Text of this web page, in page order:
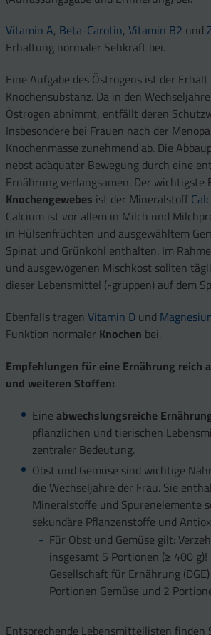
Vitamin A, Beta-Carotin, Vitamin B2 und
Erhaltung normaler Sehkraft bei.
Eine Aufgabe des Östrogens ist der
Knochensubstanz. Da in den
Östrogen abnimmt, entfällt deren
Insbesondere bei Frauen nach der
Knochenmasse zunehmend ab. Die
nebst adäquater Bewegung durch eine
Ernährung verlangsamen. Der wichtigste
Knochengewebes ist der Mineralstoff
Calcium ist vor allem in Milch und
in Hülsenfrüchten und ausgewähltem
Spinat und Grünkohl enthalten. Im
und ausgewogenen Mischkost sollten
dieser Lebensmittel (-gruppen) auf dem
Ebenfalls tragen Vitamin D und
Funktion normaler Knochen bei.
Empfehlungen für eine Ernährung reich
und weiteren Stoffen:
Eine abwechslungsreiche
pflanzlichen und tierischen
zentraler Bedeutung.
Obst und Gemüse sind wichtige
die Wechseljahre der Frau. Sie
Mineralstoffe und Spurenelemente
sekundäre Pflanzenstoffe und
Für Obst und Gemüse gilt:
insgesamt 5 Portionen (≥ 400 g)!
Gesellschaft für Ernährung
Portionen Gemüse und 2
Entsprechende Lebensmittellisten finden